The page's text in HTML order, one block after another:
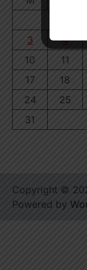
3
4
10
11
17
18
24
25
31
Copyright ©
Powered by